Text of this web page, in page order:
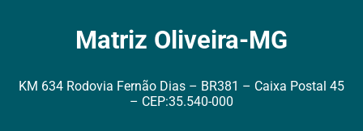
Matriz Oliveira-MG
KM 634 Rodovia Fernão Dias – BR381 – Caixa Postal 45
– CEP:35.540-000